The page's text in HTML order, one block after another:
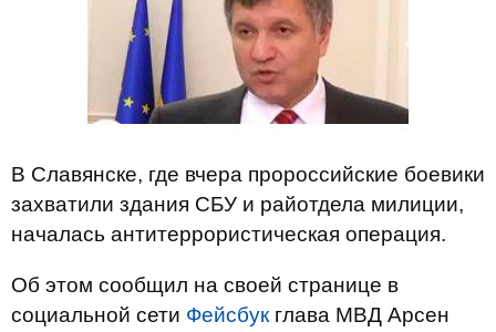
В Славянске, где вчера пророссийские боевики
захватили здания СБУ и райотдела милиции,
началась антитеррористическая операция.
Об этом сообщил на своей странице в
социальной сети Фейсбук глава МВД Арсен